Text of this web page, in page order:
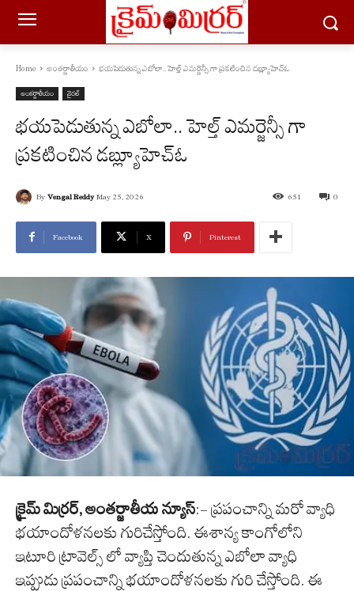
Home అంతర్జాతీయం భయపెడుతున్న ఎబోలా.. హెల్త్ ఎమర్జెన్సీ గా ప్రకటించిన డబ్ల్యూహెచ్ఓ
అంతర్జాతీయం వైరల్
భయపెడుతున్న ఎబోలా.. హెల్త్ ఎమర్జెన్సీ గా
ప్రకటించిన డబ్ల్యూహెచ్ఓ
By Vengal Reddy May 25, 2026 0
651
Facebook X Pinterest
క్రైమ్ మిర్రర్, అంతర్జాతీయ న్యూస్:- ప్రపంచాన్ని మరో వ్యాధి
భయాందోళనలకు గురిచేస్తోంది. ఈశాన్య కాంగోలోని
ఇటూరి ట్రావెల్స్ లో వ్యాప్తి చెందుతున్న ఎబోలా వ్యాధి
ఇప్పుడు ప్రపంచాన్ని భయాందోళనలకు గురి చేస్తోంది. ఈ